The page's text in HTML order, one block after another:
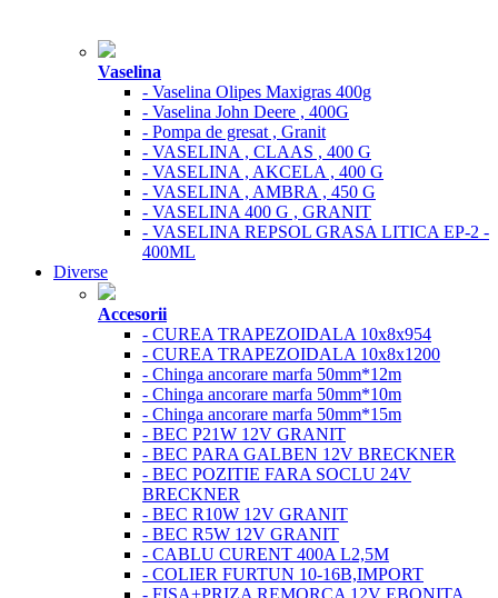
Vaselina
- Vaselina Olipes Maxigras 400g
- Vaselina John Deere , 400G
- Pompa de gresat , Granit
- VASELINA , CLAAS , 400 G
- VASELINA , AKCELA , 400 G
- VASELINA , AMBRA , 450 G
- VASELINA 400 G , GRANIT
- VASELINA REPSOL GRASA LITICA EP-2 -
400ML
Diverse
Accesorii
- CUREA TRAPEZOIDALA 10x8x954
- CUREA TRAPEZOIDALA 10x8x1200
- Chinga ancorare marfa 50mm*12m
- Chinga ancorare marfa 50mm*10m
- Chinga ancorare marfa 50mm*15m
- BEC P21W 12V GRANIT
- BEC PARA GALBEN 12V BRECKNER
- BEC POZITIE FARA SOCLU 24V
BRECKNER
- BEC R10W 12V GRANIT
- BEC R5W 12V GRANIT
- CABLU CURENT 400A L2,5M
- COLIER FURTUN 10-16B,IMPORT
- FISA+PRIZA REMORCA 12V EBONITA